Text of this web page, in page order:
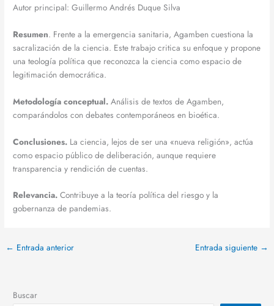
Autor principal: Guillermo Andrés Duque Silva
Resumen. Frente a la emergencia sanitaria, Agamben cuestiona la
sacralización de la ciencia. Este trabajo critica su enfoque y propone
una teología política que reconozca la ciencia como espacio de
legitimación democrática.
Metodología conceptual. Análisis de textos de Agamben,
comparándolos con debates contemporáneos en bioética.
Conclusiones. La ciencia, lejos de ser una «nueva religión», actúa
como espacio público de deliberación, aunque requiere
transparencia y rendición de cuentas.
Relevancia. Contribuye a la teoría política del riesgo y la
gobernanza de pandemias.
← Entrada anterior Entrada siguiente →
Buscar